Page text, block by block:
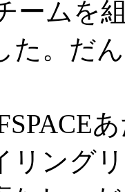
ームを
た。だ
リング